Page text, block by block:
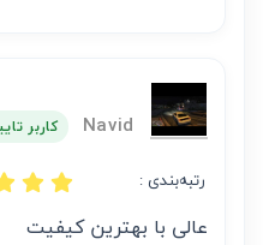
Navid کاربر
رتبه‌بندی :
عالی با بهترین کیفیت